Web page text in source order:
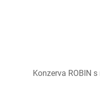
Konzerva ROBIN